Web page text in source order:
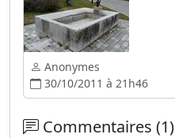
Anonymes
30/10/2011 à 21h46
Commentaires (1)